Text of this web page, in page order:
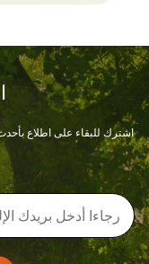
اشترك للبقاء على اطلاع